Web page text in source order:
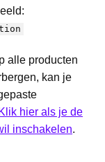
alle producten
kan je
hier als je de
inschakelen.